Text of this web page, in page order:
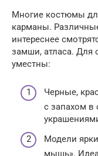
Многие костюмы
карманы.
интереснее
замши, атласа. Для
уместны:
Черные,
с запахом в
Модели
мышь».